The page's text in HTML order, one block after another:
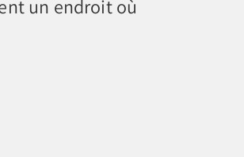
un endroit où